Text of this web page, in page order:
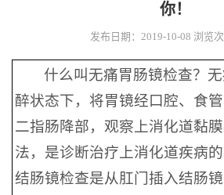
你！
发布日期：2019-10-08 浏览次
什么叫无痛胃肠镜检查？
醉状态下，将胃镜经口腔、食
二指肠降部，观察上消化道黏
法，是诊断治疗上消化道疾病
结肠镜检查是从肛门插入结肠